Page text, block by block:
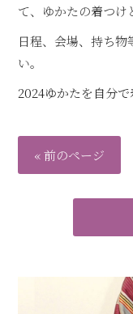
て、ゆかたの着つけ
日程、会場、持ち
い。
2024ゆかたを自分
« 前のページ